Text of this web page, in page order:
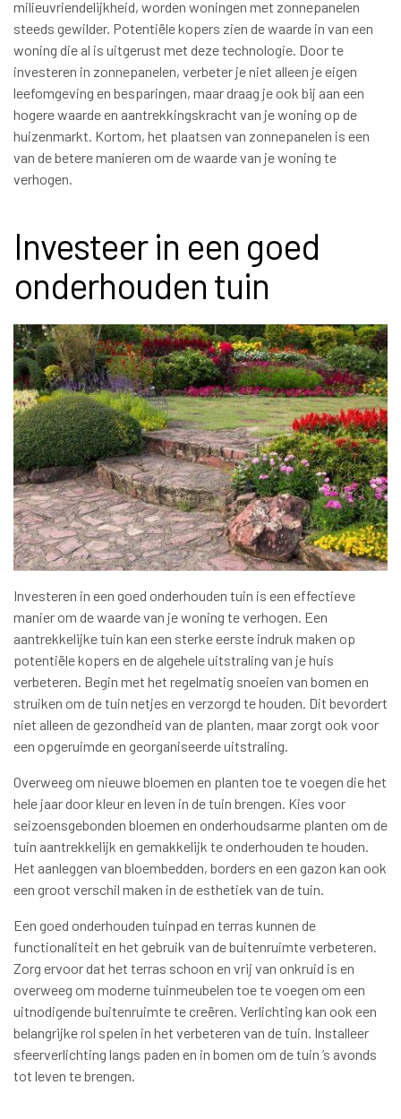
milieuvriendelijkheid, worden woningen met zonnepanelen
steeds gewilder. Potentiële kopers zien de waarde in van een
woning die al is uitgerust met deze technologie. Door te
investeren in zonnepanelen, verbeter je niet alleen je eigen
leefomgeving en besparingen, maar draag je ook bij aan een
hogere waarde en aantrekkingskracht van je woning op de
huizenmarkt. Kortom, het plaatsen van zonnepanelen is een
van de betere manieren om de waarde van je woning te
verhogen.
Investeer in een goed
onderhouden tuin
Investeren in een goed onderhouden tuin is een effectieve
manier om de waarde van je woning te verhogen. Een
aantrekkelijke tuin kan een sterke eerste indruk maken op
potentiële kopers en de algehele uitstraling van je huis
verbeteren. Begin met het regelmatig snoeien van bomen en
struiken om de tuin netjes en verzorgd te houden. Dit bevordert
niet alleen de gezondheid van de planten, maar zorgt ook voor
een opgeruimde en georganiseerde uitstraling.
Overweeg om nieuwe bloemen en planten toe te voegen die het
hele jaar door kleur en leven in de tuin brengen. Kies voor
seizoensgebonden bloemen en onderhoudsarme planten om de
tuin aantrekkelijk en gemakkelijk te onderhouden te houden.
Het aanleggen van bloembedden, borders en een gazon kan ook
een groot verschil maken in de esthetiek van de tuin.
Een goed onderhouden tuinpad en terras kunnen de
functionaliteit en het gebruik van de buitenruimte verbeteren.
Zorg ervoor dat het terras schoon en vrij van onkruid is en
overweeg om moderne tuinmeubelen toe te voegen om een
uitnodigende buitenruimte te creëren. Verlichting kan ook een
belangrijke rol spelen in het verbeteren van de tuin. Installeer
sfeerverlichting langs paden en in bomen om de tuin ’s avonds
tot leven te brengen.